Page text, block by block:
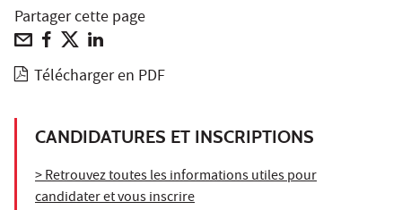
Partager cette page
Télécharger en PDF
CANDIDATURES ET INSCRIPTIONS
> Retrouvez toutes les informations utiles pour
candidater et vous inscrire